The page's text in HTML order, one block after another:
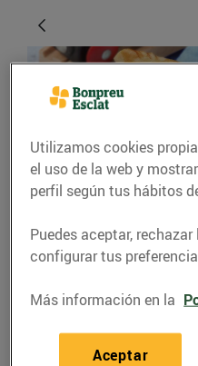
RECETAS
Crestes de
mató i
04/septiembre/2020
Utilizamos cookies
el uso de la web y
perfil según tus hábitos
Puedes aceptar,
configurar tus
Más información en la
Aceptar